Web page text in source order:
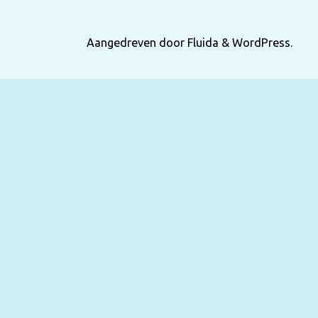
Aangedreven door Fluida & WordPress.